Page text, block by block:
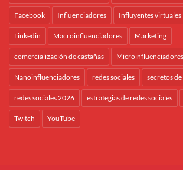
Facebook Influenciadores Influyentes virtuales
Linkedin Macroinfluenciadores Marketing
comercialización de castañas Microinfluenciadores
Nanoinfluenciadores redes sociales secretos
redes sociales 2026 estrategias de redes sociales
Twitch YouTube